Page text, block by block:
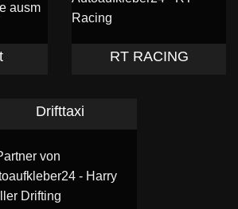
RT RACING
Drifttaxi